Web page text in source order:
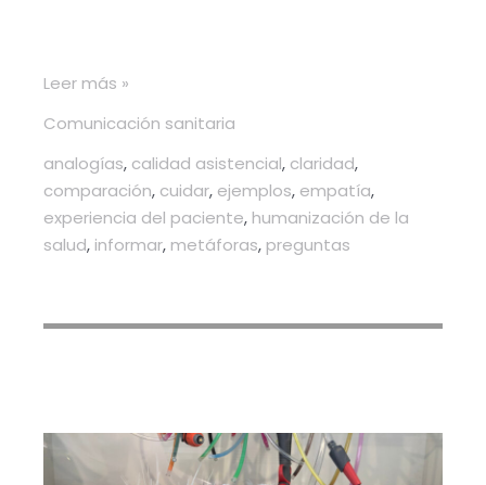
Leer más »
Comunicación sanitaria
analogías, calidad asistencial, claridad,
comparación, cuidar, ejemplos, empatía,
experiencia del paciente, humanización de la
salud, informar, metáforas, preguntas
Seis
trucos